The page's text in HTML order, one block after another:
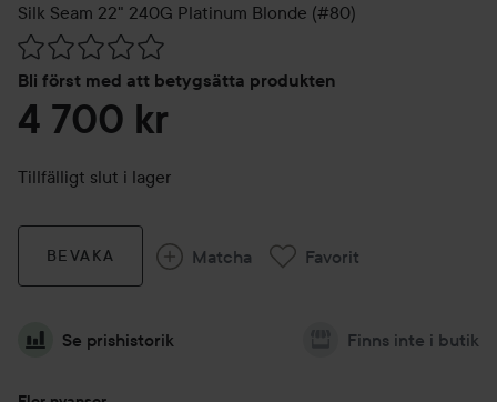
Silk Seam 22" 240G Platinum Blonde (#80)
Bli först med att betygsätta produkten
Hoppa till Betyg & kommentarer
4 700 kr
Tillfälligt slut i lager
BEVAKA Matcha Favorit
Se prishistorik Finns inte i butik